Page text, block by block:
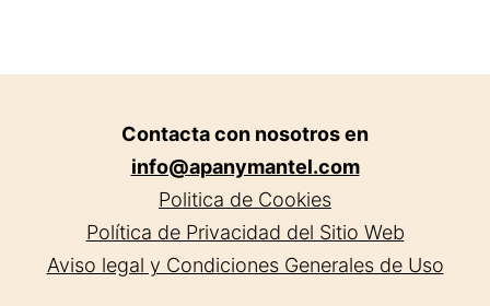
Contacta con nosotros en
info@apanymantel.com
Politica de Cookies
Política de Privacidad del Sitio Web
Aviso legal y Condiciones Generales de Uso